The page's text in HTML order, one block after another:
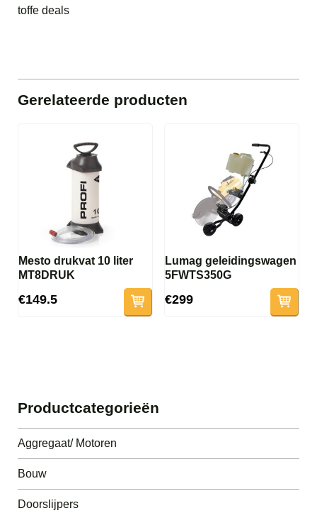
toffe deals
Gerelateerde producten
Mesto drukvat 10 liter
MT8DRUK
€149.5
Lumag geleidingswagen
5FWTS350G
€299
Productcategorieën
Aggregaat/ Motoren
Bouw
Doorslijpers